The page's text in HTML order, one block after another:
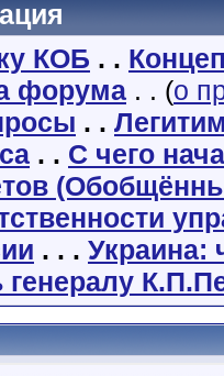
КОБ . .
форума . . (о
. .
. . С чего
. . . Украина: